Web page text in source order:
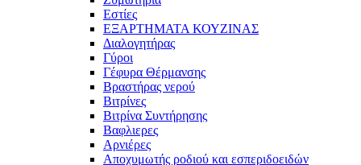
Εστίες
ΕΞΑΡΤΗΜΑΤΑ ΚΟΥΖΙΝΑΣ
Διαλογητήρας
Γύροι
Γέφυρα Θέρμανσης
Βραστήρας νερού
Βιτρίνες
Βιτρίνα Συντήρησης
Βαφλιερες
Αρνιέρες
Αποχυμωτής ροδιού και εσπεριδοειδών